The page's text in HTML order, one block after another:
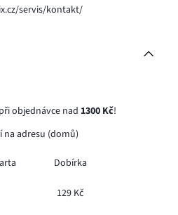
servis/kontakt/
při objednávce nad 1300 Kč!
na adresu (domů)
Dobírka
129 Kč